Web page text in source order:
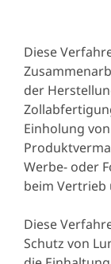
Diese
der
Einholung
Werbe- oder
beim Vertrieb
Diese
Schutz von